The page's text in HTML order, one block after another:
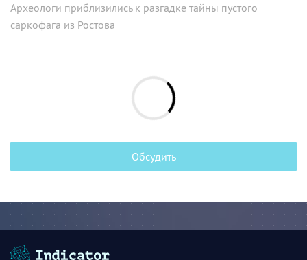
Археологи приблизились к разгадке тайны пустого
саркофага из Ростова
Обсудить